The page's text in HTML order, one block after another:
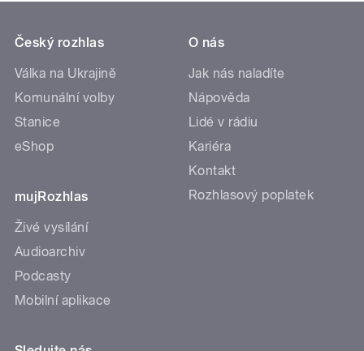
Český rozhlas
Válka na Ukrajině
Komunální volby
Stanice
eShop
mujRozhlas
Živé vysílání
Audioarchiv
Podcasty
Mobilní aplikace
O nás
Jak nás naladíte
Nápověda
Lidé v rádiu
Kariéra
Kontakt
Rozhlasový poplatek